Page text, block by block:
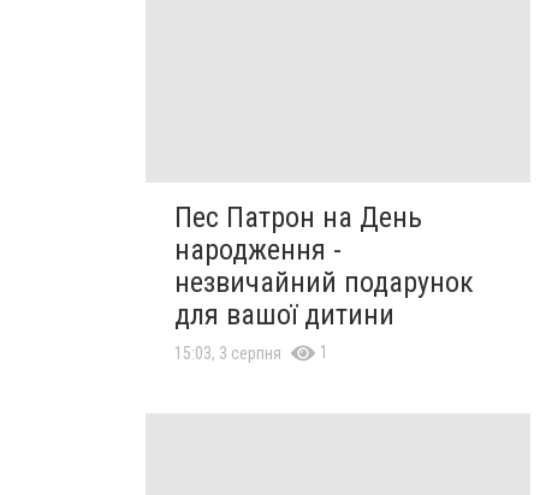
Пес Патрон на День
народження -
незвичайний подарунок
для вашої дитини
15:03, 3 серпня 1